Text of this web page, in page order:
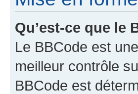
Qu’est-ce que le
Le BBCode est
meilleur contrôle
BBCode est